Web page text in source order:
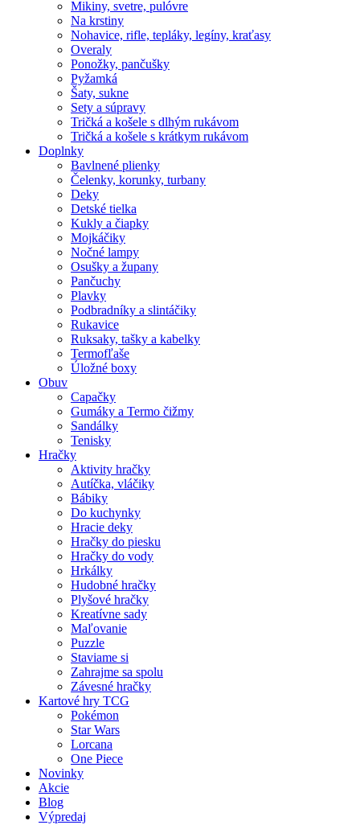
Mikiny, svetre, pulóvre
Na krstiny
Nohavice, rifle, tepláky, legíny, kraťasy
Overaly
Ponožky, pančušky
Pyžamká
Šaty, sukne
Sety a súpravy
Tričká a košele s dlhým rukávom
Tričká a košele s krátkym rukávom
Doplnky
Bavlnené plienky
Čelenky, korunky, turbany
Deky
Detské tielka
Kukly a čiapky
Mojkáčiky
Nočné lampy
Osušky a župany
Pančuchy
Plavky
Podbradníky a slintáčiky
Rukavice
Ruksaky, tašky a kabelky
Termofľaše
Úložné boxy
Obuv
Capačky
Gumáky a Termo čižmy
Sandálky
Tenisky
Hračky
Aktivity hračky
Autíčka, vláčiky
Bábiky
Do kuchynky
Hracie deky
Hračky do piesku
Hračky do vody
Hrkálky
Hudobné hračky
Plyšové hračky
Kreatívne sady
Maľovanie
Puzzle
Staviame si
Zahrajme sa spolu
Závesné hračky
Kartové hry TCG
Pokémon
Star Wars
Lorcana
One Piece
Novinky
Akcie
Blog
Výpredaj